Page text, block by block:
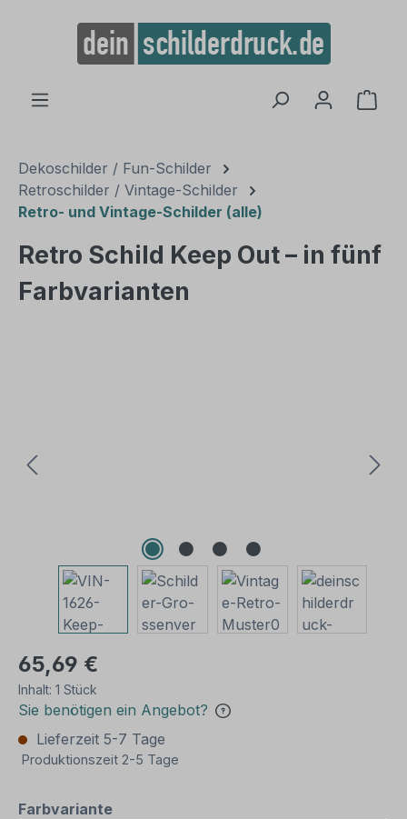
springen
Dekoschilder / Fun-Schilder
Retroschilder / Vintage-Schilder
Retro- und Vintage-Schilder (alle)
Retro Schild Keep Out – in fünf
Farbvarianten
65,69 €
Inhalt: 1 Stück
Sie benötigen ein Angebot?
Lieferzeit 5-7 Tage
Produktionszeit 2-5 Tage
Farbvarianteauswählen